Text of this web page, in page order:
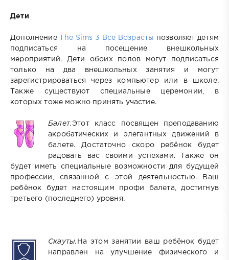
Дети
Дополнение The Sims 3 Все Возрасты позволяет детям
подписаться на посещение внешкольных
мероприятий. Дети обоих полов могут подписаться
только на два внешкольных занятия и могут
зарегистрироваться через компьютер или в школе.
Также существуют специальные церемонии, в
которых тоже можно принять участие.
Балет.Этот класс посвящен преподаванию
акробатических и элегантных движений в
балете. Достаточно скоро ребёнок будет
радовать вас своими успехами. Также он
будет иметь специальные возможности для будущей
профессии, связанной с этой деятельностью. Ваш
ребёнок будет настоящим профи балета, достигнув
третьего (последнего) уровня.
Скауты. На этом занятии ваш ребёнок будет
направлен на улучшение физического и